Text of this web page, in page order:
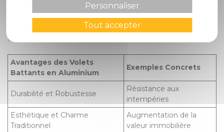
transformer votre domicile en un espace élégant et
sécurisé.
Résumé des Informations Clés :
Avantages des Volets
Battants en Aluminium
Exemples Concrets
Durabilité et Robustesse
Résistance aux
intempéries
Esthétique et Charme
Traditionnel
Augmentation de la
valeur immobilière
Tout accepter
Personnaliser